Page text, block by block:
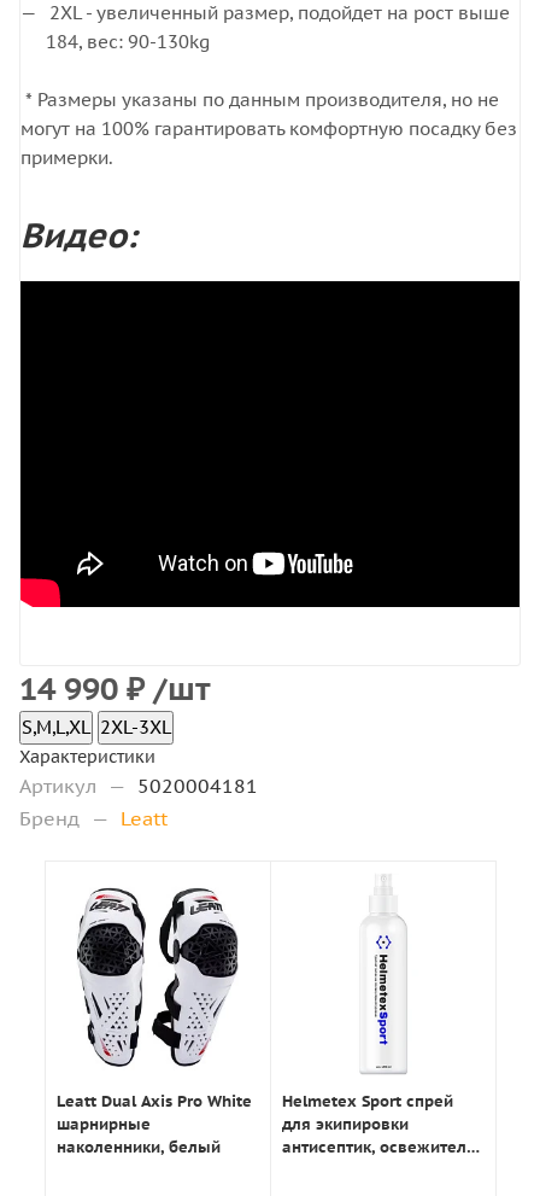
2XL - увеличенный размер, подойдет на рост выше
184, вес: 90-130kg
* Размеры указаны по данным производителя, но не
могут на 100% гарантировать комфортную посадку без
примерки.
Видео:
14 990 ₽ /шт
S,M,L,XL 2XL-3XL
Характеристики
Артикул — 5020004181
Бренд — Leatt
Leatt Dual Axis Pro White
шарнирные
наколенники, белый
Helmetex Sport спрей
для экипировки
антисептик, освежитель